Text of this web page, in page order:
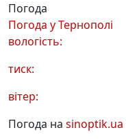
Погода
Погода уТернополі
вологість:
тиск:
вітер:
Погода на sinoptik.ua